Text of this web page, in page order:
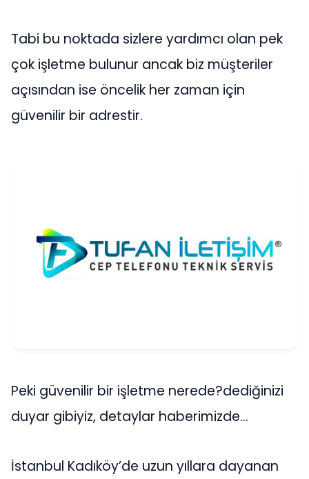
Tabi bu noktada sizlere yardımcı olan pek
çok işletme bulunur ancak biz müşteriler
açısından ise öncelik her zaman için
güvenilir bir adrestir.
Peki güvenilir bir işletme nerede?dediğinizi
duyar gibiyiz, detaylar haberimizde…
İstanbul Kadıköy’de uzun yıllara dayanan